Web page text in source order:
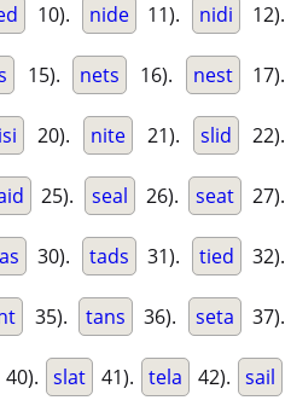
10). nide 11). nidi 12).
15). nets 16). nest 17).
20). nite 21). slid 22).
25). seal 26). seat 27).
30). tads 31). tied 32).
35). tans 36). seta 37).
40). slat 41). tela 42). sail